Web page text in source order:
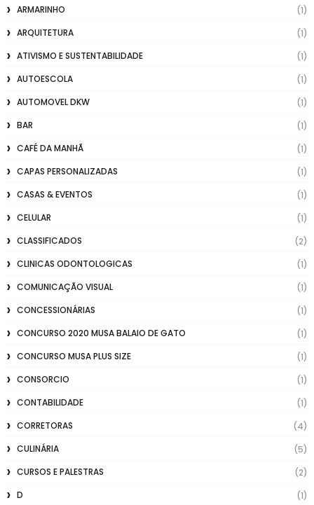
ARMARINHO
(1)
ARQUITETURA
(1)
ATIVISMO E SUSTENTABILIDADE
(1)
AUTOESCOLA
(1)
AUTOMOVEL DKW
(1)
BAR
(1)
CAFÉ DA MANHÃ
(1)
CAPAS PERSONALIZADAS
(1)
CASAS & EVENTOS
(1)
CELULAR
(1)
CLASSIFICADOS
(2)
CLINICAS ODONTOLOGICAS
(1)
COMUNICAÇÃO VISUAL
(1)
CONCESSIONÁRIAS
(1)
CONCURSO 2020 MUSA BALAIO DE GATO
(1)
CONCURSO MUSA PLUS SIZE
(1)
CONSORCIO
(1)
CONTABILIDADE
(1)
CORRETORAS
(4)
CULINÁRIA
(5)
CURSOS E PALESTRAS
(2)
D
(1)